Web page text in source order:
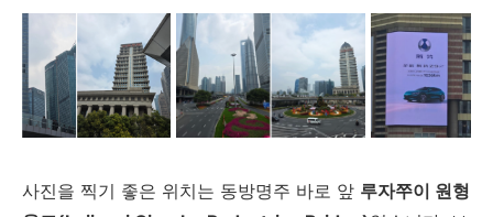
사진을 찍기 좋은 위치는 동방명주 바로 앞 루자쭈이 원형